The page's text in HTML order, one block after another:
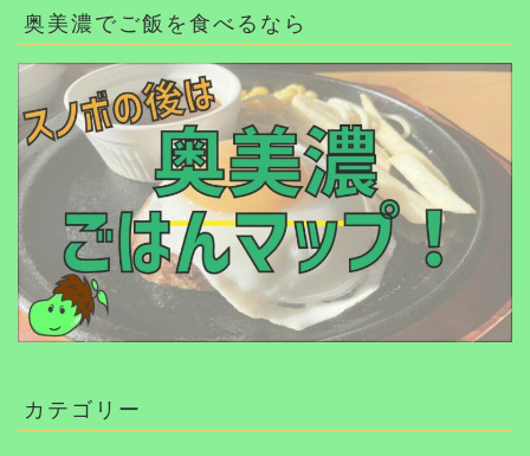
奥美濃でご飯を食べるなら
カテゴリー